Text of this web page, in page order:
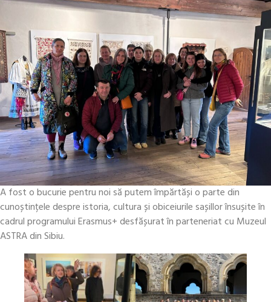
A fost o bucurie pentru noi să putem împărtăși o parte din
cunoștințele despre istoria, cultura și obiceiurile sașillor însușite în
cadrul programului Erasmus+ desfășurat în parteneriat cu Muzeul
ASTRA din Sibiu.